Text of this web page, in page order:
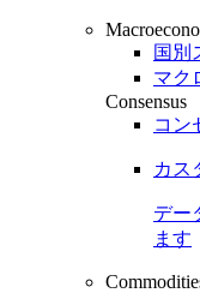
国別
マク
Consensus
コン
カス
デー
ます